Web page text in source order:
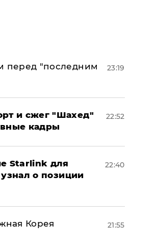
перед "последним
23:19
и сжег "Шахед"
кадры
22:52
Starlink для
о позиции
22:40
Корея
21:55